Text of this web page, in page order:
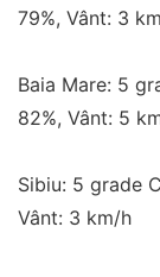
79%, Vânt: 3
Baia Mare: 5
82%, Vânt: 5
Sibiu: 5 grade
Vânt: 3 km/h